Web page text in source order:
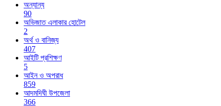
অন্যান্য
90
অভিজাত এলাকার হোটেল
2
অর্থ ও বানিজ্য
407
আইটি প্রশিক্ষণ
5
আইন ও অপরাধ
859
আদমদিঘী উপজেলা
366